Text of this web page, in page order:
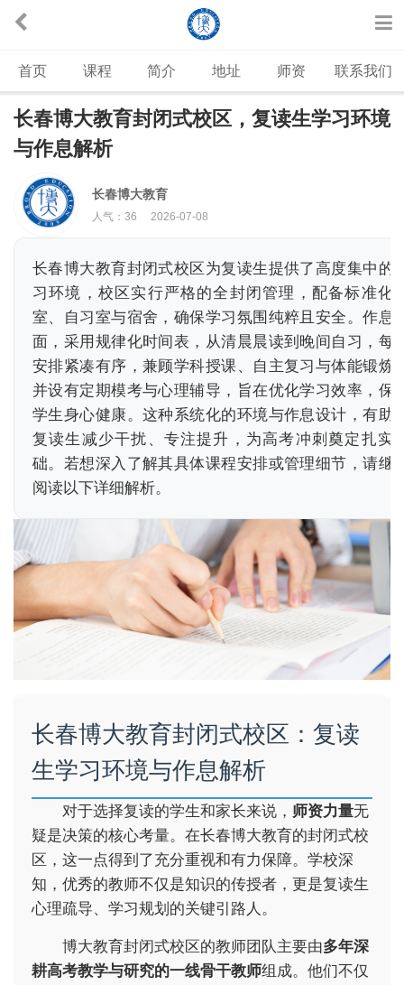
首页 课程 简介 地址 师资 联系我们
长春博大教育封闭式校区，复读生学习环境
与作息解析
长春博大教育
人气： 36 2026-07-08
长春博大教育封闭式校区为复读生提供了高度集中的
习环境，校区实行严格的全封闭管理，配备标准化
室、自习室与宿舍，确保学习氛围纯粹且安全。作息
面，采用规律化时间表，从清晨晨读到晚间自习，每
安排紧凑有序，兼顾学科授课、自主复习与体能锻炼
并设有定期模考与心理辅导，旨在优化学习效率，保
学生身心健康。这种系统化的环境与作息设计，有助
复读生减少干扰、专注提升，为高考冲刺奠定扎实
础。若想深入了解其具体课程安排或管理细节，请继
阅读以下详细解析。
长春博大教育封闭式校区：复读
生学习环境与作息解析
对于选择复读的学生和家长来说， 师资力量无
疑是决策的核心考量。在长春博大教育的封闭式校
区，这一点得到了充分重视和有力保障。学校深
知，优秀的教师不仅是知识的传授者，更是复读生
心理疏导、学习规划的关键引路人。
博大教育封闭式校区的教师团队主要由多年深
耕高考教学与研究的一线骨干教师组成。他们不仅